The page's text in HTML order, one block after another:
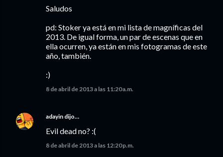
Saludos
pd: Stoker ya está en mi lista de magníficas del
2013. De igual forma, un par de escenas que en
ella ocurren, ya están en mis fotogramas de este
año, también.
:)
8 de abril de 2013 a las 11:20 a.m.
adayin dijo…
Evil dead no? :(
8 de abril de 2013 a las 12:20 p.m.